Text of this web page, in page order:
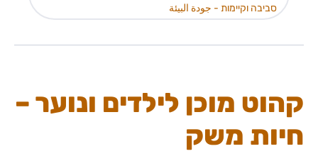
סביבה וקיימות - جودة البيئة
קהוט מוכן לילדים ונוער –
חיות משק